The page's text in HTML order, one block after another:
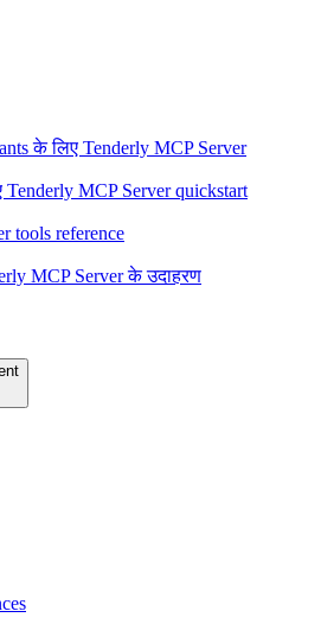
के लिए Tenderly MCP Server
MCP Server quickstart
tools reference
MCP Server के उदाहरण